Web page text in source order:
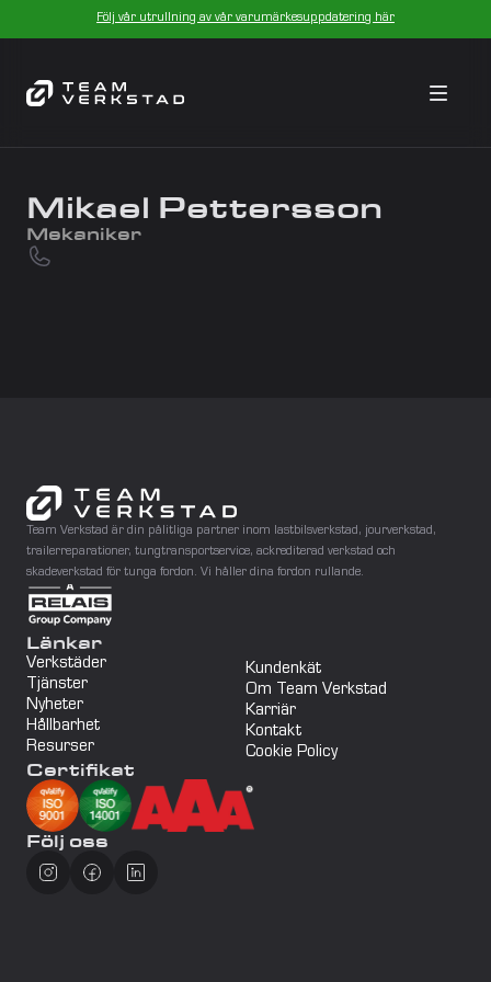
Följ vår utrullning av vår varumärkesuppdatering här
Mikael Pettersson
Mekaniker
Team Verkstad är din pålitliga partner inom lastbilsverkstad, jourverkstad,
trailerreparationer, tungtransportservice, ackrediterad verkstad och
skadeverkstad för tunga fordon. Vi håller dina fordon rullande.
Länkar
Verkstäder
Tjänster
Nyheter
Hållbarhet
Resurser
Kundenkät
Om Team Verkstad
Karriär
Kontakt
Cookie Policy
Certifikat
Följ oss